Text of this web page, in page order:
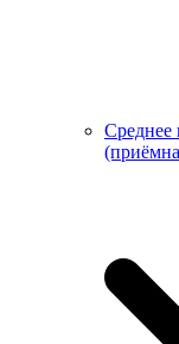
Среднее